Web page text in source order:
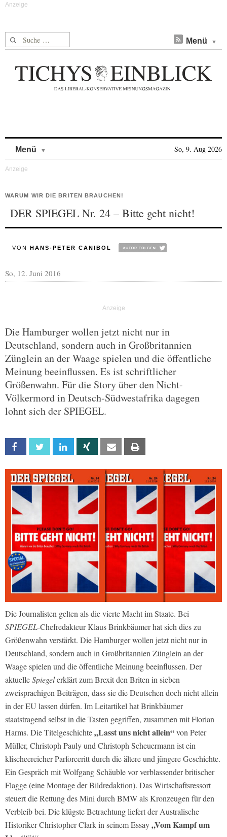
Suche nach: Menü
Menü So, 9. Aug 2026
WARUM WIR DIE BRITEN BRAUCHEN!
DER SPIEGEL Nr. 24 – Bitte geht nicht!
VON HANS-PETER CANIBOL
So, 12. Juni 2016
Die Hamburger wollen jetzt nicht nur in
Deutschland, sondern auch in Großbritannien
Zünglein an der Waage spielen und die öffentliche
Meinung beeinflussen. Es ist schriftlicher
Größenwahn. Für die Story über den Nicht-
Völkermord in Deutsch-Südwestafrika dagegen
lohnt sich der SPIEGEL.
Facebook Twitter Linkedin Xing Email
Die Journalisten gelten als die vierte Macht im Staate. Bei
SPIEGEL-Chefredakteur Klaus Brinkbäumer hat sich dies zu
Größenwahn verstärkt. Die Hamburger wollen jetzt nicht nur in
Deutschland, sondern auch in Großbritannien Zünglein an der
Waage spielen und die öffentliche Meinung beeinflussen. Der
aktuelleSpiegelerklärt zum Brexit den Briten in sieben
zweisprachigen Beiträgen, dass sie die Deutschen doch nicht allein
in der EU lassen dürfen. Im Leitartikel hat Brinkbäumer
staatstragend selbst in die Tasten gegriffen, zusammen mit Florian
Harms. Die Titelgeschichte„Lasst uns nicht allein“von Peter
Müller, Christoph Pauly und Christoph Scheuermann ist ein
klischeereicher Parforceritt durch die ältere und jüngere Geschichte.
Ein Gespräch mit Wolfgang Schäuble vor verblassender britischer
Flagge (eine Montage der Bildredaktion). Das Wirtschaftsressort
steuert die Rettung des Mini durch BMW als Kronzeugen für den
Verbleib bei. Die klügste Betrachtung liefert der Australische
Historiker Christopher Clark in seinem Essay„Vom Kampf um